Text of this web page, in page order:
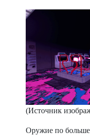
(Источник
Оружие по